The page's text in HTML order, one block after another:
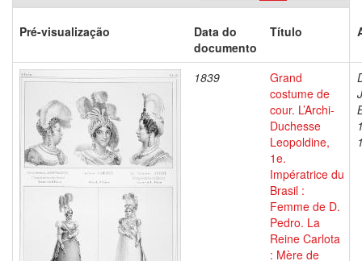
Pré-visualização
Data do
documento
Título
1839
Grand
costume de
cour. L’Archi-
Duchesse
Leopoldine,
1e.
Impératrice du
Brasil :
Femme de D.
Pedro. La
Reine Carlota
: Mère de